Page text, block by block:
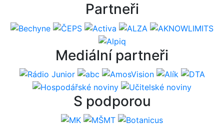
Partneři
Mediální partneři
S podporou